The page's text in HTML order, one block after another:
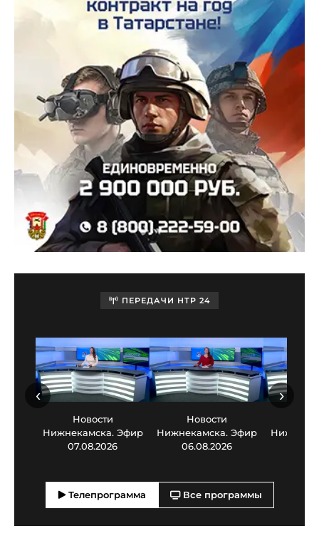
ПЕРЕДАЧИ НТР 24
Новости
Нижнекамска. Эфир
07.08.2026
Новости
Нижнекамска. Эфир
06.08.2026
‹ ›
Телепрограмма Все программы